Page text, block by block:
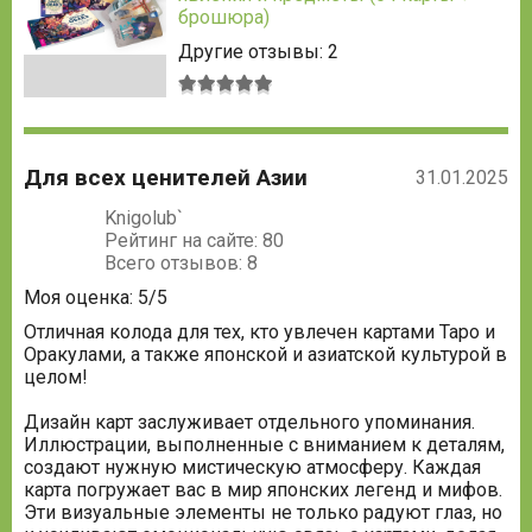
брошюра)
Другие отзывы: 2
5
5
Для всех ценителей Азии
31.01.2025
Knigolub`
Рейтинг на сайте: 80
Всего отзывов: 8
Моя оценка: 5/5
Отличная колода для тех, кто увлечен картами Таро и
Оракулами, а также японской и азиатской культурой в
целом!
Дизайн карт заслуживает отдельного упоминания.
Иллюстрации, выполненные с вниманием к деталям,
создают нужную мистическую атмосферу. Каждая
карта погружает вас в мир японских легенд и мифов.
Эти визуальные элементы не только радуют глаз, но